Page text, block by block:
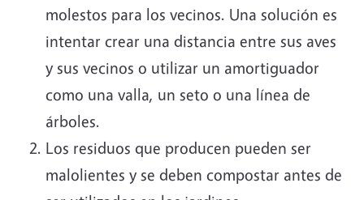
molestos para los vecinos. Una solución es
intentar crear una distancia entre sus aves
y sus vecinos o utilizar un amortiguador
como una valla, un seto o una línea de
árboles.
Los residuos que producen pueden ser
malolientes y se deben compostar antes de